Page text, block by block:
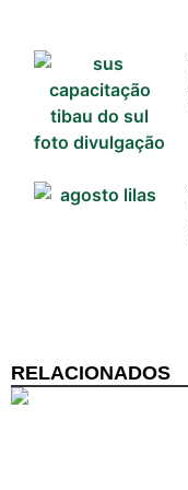
RELACIONADOS